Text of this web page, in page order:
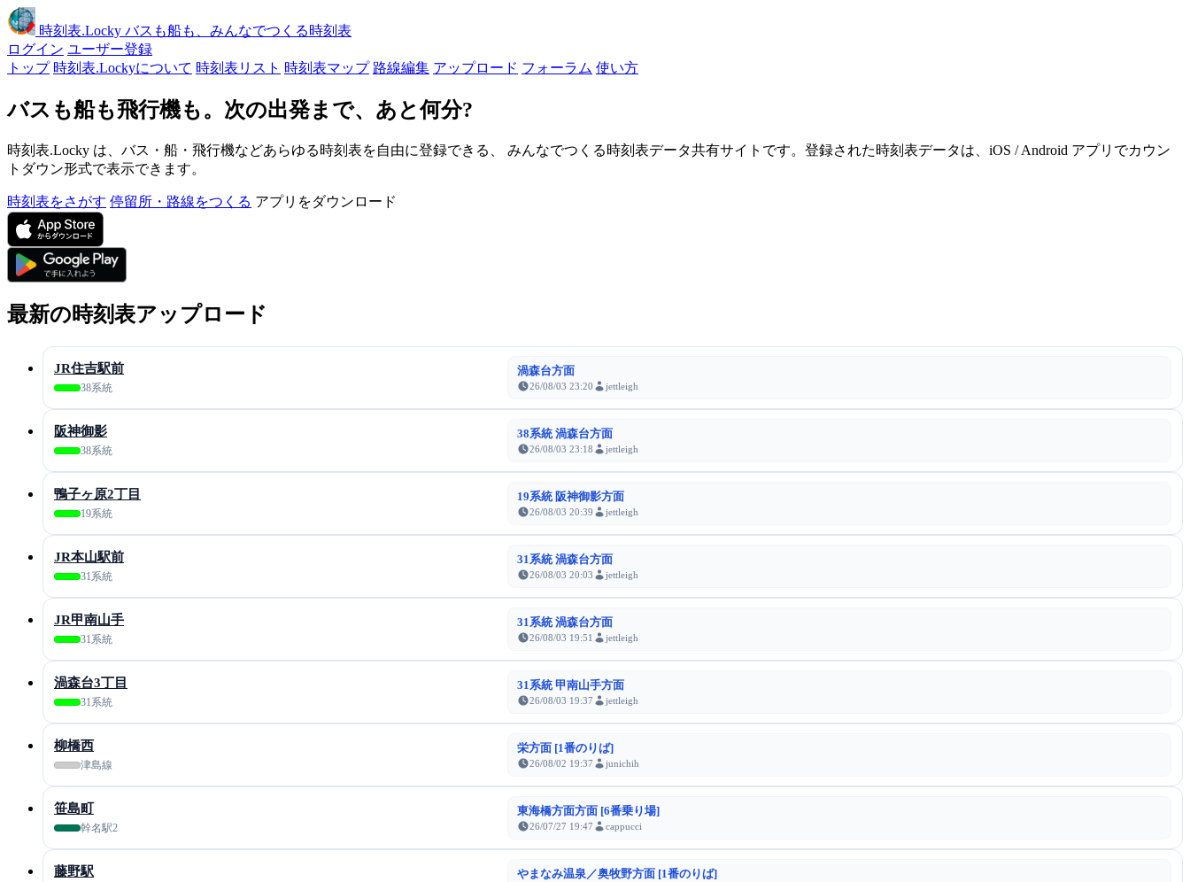
時刻表.Locky バスも船も、みんなでつくる時刻表
ログイン ユーザー登録
トップ 時刻表.Lockyについて 時刻表リスト 時刻表マップ 路線編集 アップロード フォーラム 使い方
バスも船も飛行機も。次の出発まで、あと何分?
時刻表.Locky は、バス・船・飛行機などあらゆる時刻表を自由に登録できる、 みんなでつくる時刻表データ共有サイトです。登録された時刻表データは、iOS / Android アプリでカウン
トダウン形式で表示できます。
時刻表をさがす 停留所・路線をつくる アプリをダウンロード
最新の時刻表アップロード
JR住吉駅前
38系統
渦森台方面
26/08/03 23:20 jettleigh
阪神御影
38系統
38系統 渦森台方面
26/08/03 23:18 jettleigh
鴨子ヶ原2丁目
19系統
19系統 阪神御影方面
26/08/03 20:39 jettleigh
JR本山駅前
31系統
31系統 渦森台方面
26/08/03 20:03 jettleigh
JR甲南山手
31系統
31系統 渦森台方面
26/08/03 19:51 jettleigh
渦森台3丁目
31系統
31系統 甲南山手方面
26/08/03 19:37 jettleigh
柳橋西
津島線
栄方面 [1番のりば]
26/08/02 19:37 junichih
笹島町
幹名駅2
東海橋方面方面 [6番乗り場]
26/07/27 19:47 cappucci
藤野駅 やまなみ温泉／奥牧野方面 [1番のりば]